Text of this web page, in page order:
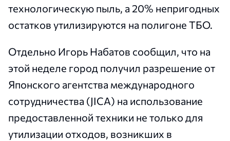
технологическую пыль, а 20% непригодных
остатков утилизируются на полигоне ТБО.
Отдельно Игорь Набатов сообщил, что на
этой неделе город получил разрешение от
Японского агентства международного
сотрудничества (JICA) на использование
предоставленной техники не только для
утилизации отходов, возникших в